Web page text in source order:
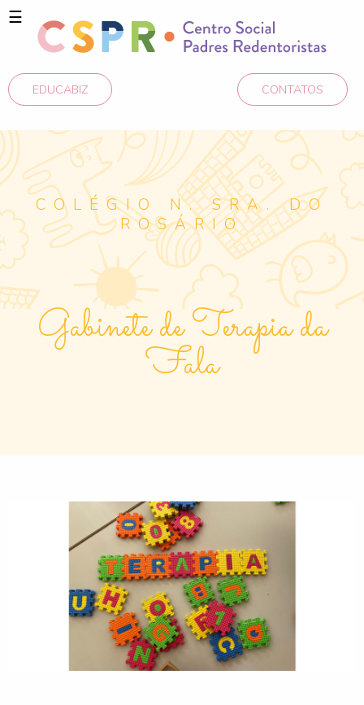
☰
CONTATOS
EDUCABIZ
COLÉGIO N. SRA. DO
ROSÁRIO
Gabinete de Terapia da
Fala